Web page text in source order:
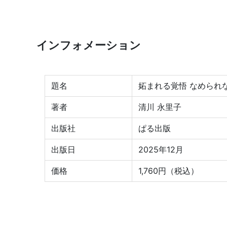
インフォメーション
題名 妬まれる覚悟 なめられ
著者 清川 永里子
出版社 ぱる出版
出版日 2025年12月
価格 1,760円（税込）